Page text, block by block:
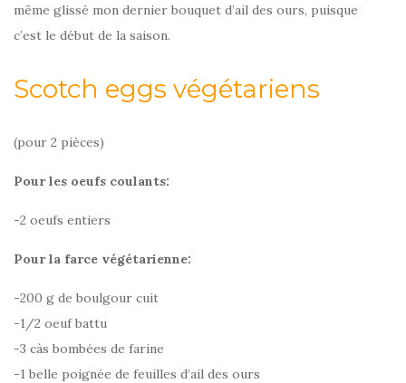
même glissé mon dernier bouquet d’ail des ours, puisque
c’est le début de la saison.
Scotch eggs végétariens
(pour 2 pièces)
Pour les oeufs coulants:
-2 oeufs entiers
Pour la farce végétarienne:
-200 g de boulgour cuit
-1/2 oeuf battu
-3 càs bombées de farine
-1 belle poignée de feuilles d’ail des ours